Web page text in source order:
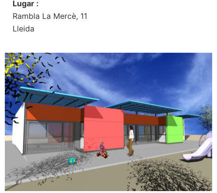
Lugar :
Rambla La Mercè, 11
Lleida